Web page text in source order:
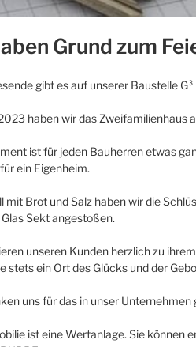
Grund zum
gibt es auf unserer Baustelle
haben wir das Zweifamilienhaus
ist für jeden Bauherren etwas
ein Eigenheim.
mit Brot und Salz haben wir die
Sekt angestoßen.
unseren Kunden herzlich zu
stets ein Ort des Glücks und der
uns für das in unser Unternehmen
ist eine Wertanlage. Sie können